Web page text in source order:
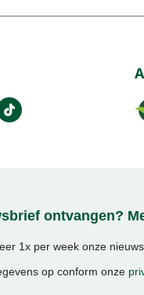
ontvangen?
1x per week onze
op conform onze